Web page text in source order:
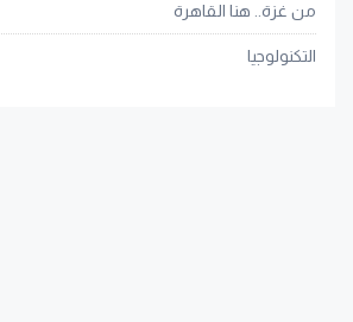
من غزة.. هنا القاهرة
التكنولوجيا